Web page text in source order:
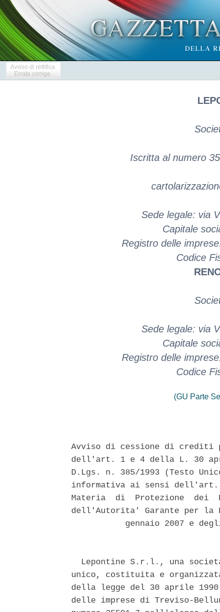
Avviso di rettifica
Errata corrige
Iscritta al numero
Sede legale: via
Capitale
Registro delle
Codice
Sede legale: via
Capitale
Registro delle
Codice
(GU Parte
Avviso di cessione di
dell'art. 1 e 4 della L. 30
D.Lgs. n. 385/1993 (Testo
informativa ai sensi dell'art.
Materia  di  Protezione  dei
dell'Autorita' Garante per la
gennaio 2007 e
Lepontine S.r.l., una
unico, costituita e
della legge del 30 aprile
delle imprese di Treviso-